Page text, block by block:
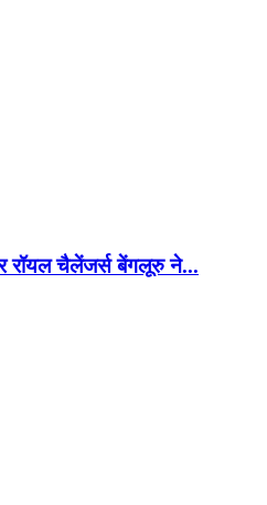
रॉयल चैलेंजर्स बेंगलूरु ने...